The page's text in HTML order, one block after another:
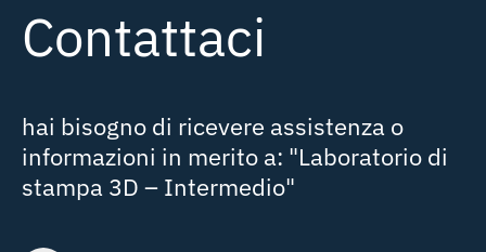
Contattaci
hai bisogno di ricevere assistenza o
informazioni in merito a: "Laboratorio di
stampa 3D – Intermedio"